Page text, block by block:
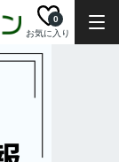
お気に入り
0